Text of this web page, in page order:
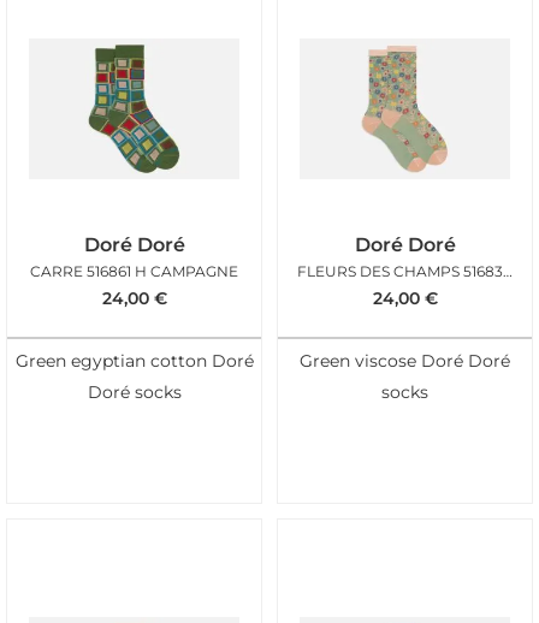
Doré Doré
CARRE 516861 H CAMPAGNE
24,00 €
Green egyptian cotton Doré
Doré socks
Doré Doré
FLEURS DES CHAMPS 516835 F POUDRE
24,00 €
Green viscose Doré Doré
socks